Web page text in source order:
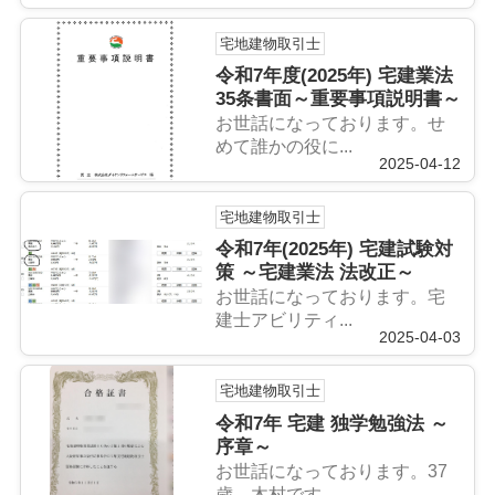
宅地建物取引士
令和7年度(2025年) 宅建業法
35条書面～重要事項説明書～
お世話になっております。せ
めて誰かの役に...
2025-04-12
宅地建物取引士
令和7年(2025年) 宅建試験対
策 ～宅建業法 法改正～
お世話になっております。宅
建士アビリティ...
2025-04-03
宅地建物取引士
令和7年 宅建 独学勉強法 ～
序章～
お世話になっております。37